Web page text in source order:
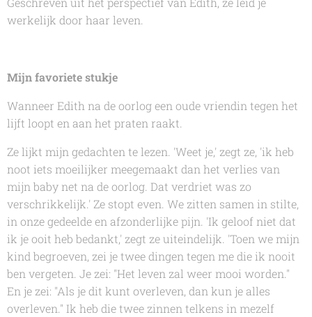
werkelijk door haar leven.
Mijn favoriete stukje
Wanneer Edith na de oorlog een oude vriendin tegen het
lijft loopt en aan het praten raakt.
Ze lijkt mijn gedachten te lezen. 'Weet je,' zegt ze, 'ik heb
noot iets moeilijker meegemaakt dan het verlies van
mijn baby net na de oorlog. Dat verdriet was zo
verschrikkelijk.' Ze stopt even. We zitten samen in stilte,
in onze gedeelde en afzonderlijke pijn. 'Ik geloof niet dat
ik je ooit heb bedankt,' zegt ze uiteindelijk. 'Toen we mijn
kind begroeven, zei je twee dingen tegen me die ik nooit
ben vergeten. Je zei: "Het leven zal weer mooi worden."
En je zei: "Als je dit kunt overleven, dan kun je alles
overleven." Ik heb die twee zinnen telkens in mezelf